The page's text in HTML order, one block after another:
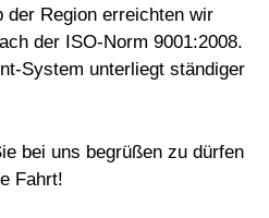
Region erreichten wir
der ISO-Norm 9001:2008.
System unterliegt ständiger
bei uns begrüßen zu dürfen
Fahrt!